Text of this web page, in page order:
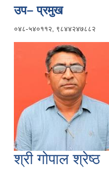
उप– प्रमुख
०४८-५४०११२, ९८४४२४७८८२
श्री गोपाल श्रेष्ठ